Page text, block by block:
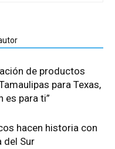
de productos
para Texas,
es para ti”
hacen historia con
del Sur